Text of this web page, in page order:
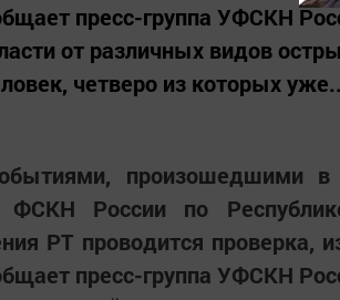
пресс-группа УФСКН
от различных видов
четверо из которых
произошедшими в
ФСКН России по
РТ проводится проверка,
пресс-группа УФСКН